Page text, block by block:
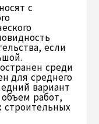
с
если
среди
для среднего
вариант
работ,
строительных